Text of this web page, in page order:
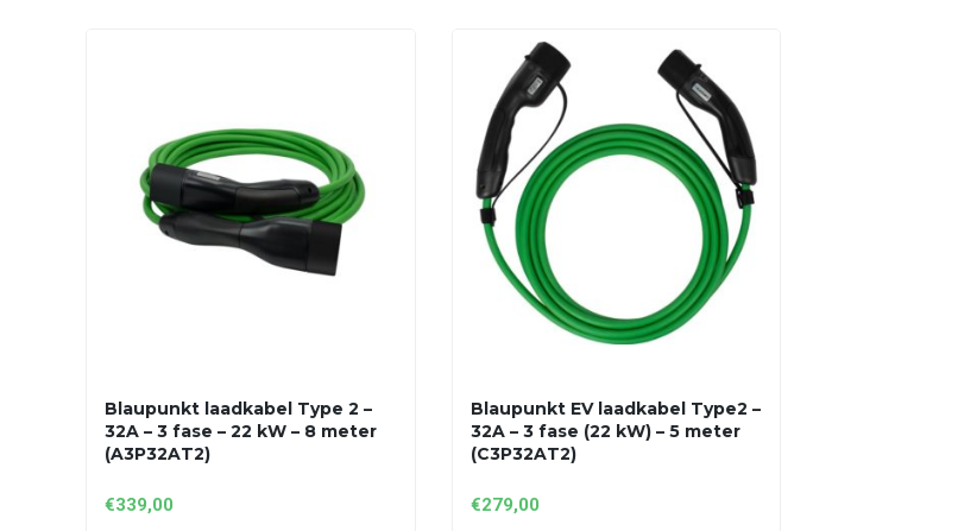
Blaupunkt laadkabel Type 2 –
32A – 3 fase – 22 kW – 8 meter
(A3P32AT2)
€339,00
Blaupunkt EV laadkabel Type2 –
32A – 3 fase (22 kW) – 5 meter
(C3P32AT2)
€279,00